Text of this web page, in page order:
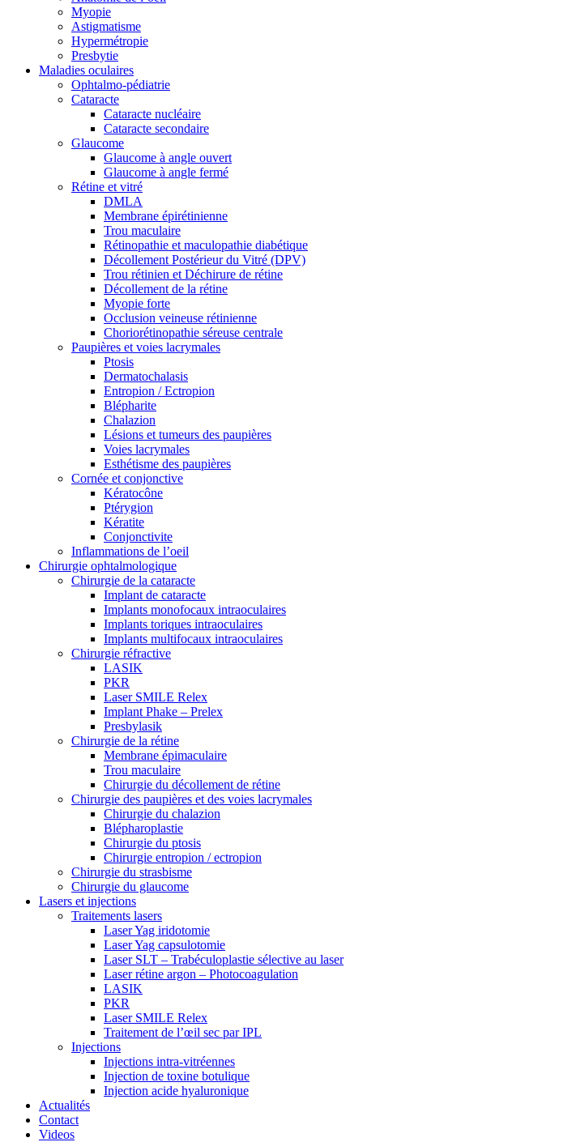
Myopie
Astigmatisme
Hypermétropie
Presbytie
Maladies oculaires
Ophtalmo-pédiatrie
Cataracte
Cataracte nucléaire
Cataracte secondaire
Glaucome
Glaucome à angle ouvert
Glaucome à angle fermé
Rétine et vitré
DMLA
Membrane épirétinienne
Trou maculaire
Rétinopathie et maculopathie diabétique
Décollement Postérieur du Vitré (DPV)
Trou rétinien et Déchirure de rétine
Décollement de la rétine
Myopie forte
Occlusion veineuse rétinienne
Choriorétinopathie séreuse centrale
Paupières et voies lacrymales
Ptosis
Dermatochalasis
Entropion / Ectropion
Blépharite
Chalazion
Lésions et tumeurs des paupières
Voies lacrymales
Esthétisme des paupières
Cornée et conjonctive
Kératocône
Ptérygion
Kératite
Conjonctivite
Inflammations de l’oeil
Chirurgie ophtalmologique
Chirurgie de la cataracte
Implant de cataracte
Implants monofocaux intraoculaires
Implants toriques intraoculaires
Implants multifocaux intraoculaires
Chirurgie réfractive
LASIK
PKR
Laser SMILE Relex
Implant Phake – Prelex
Presbylasik
Chirurgie de la rétine
Membrane épimaculaire
Trou maculaire
Chirurgie du décollement de rétine
Chirurgie des paupières et des voies lacrymales
Chirurgie du chalazion
Blépharoplastie
Chirurgie du ptosis
Chirurgie entropion / ectropion
Chirurgie du strasbisme
Chirurgie du glaucome
Lasers et injections
Traitements lasers
Laser Yag iridotomie
Laser Yag capsulotomie
Laser SLT – Trabéculoplastie sélective au laser
Laser rétine argon – Photocoagulation
LASIK
PKR
Laser SMILE Relex
Traitement de l’œil sec par IPL
Injections
Injections intra-vitréennes
Injection de toxine botulique
Injection acide hyaluronique
Actualités
Contact
Videos